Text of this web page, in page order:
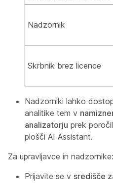
Nadzornik
Skrbnik brez licence
Nadzorniki lahko
analitike tem v
analizatorju prek
plošči AI Assistant.
Za upravljavce in nadzornike:
Prijavite se v središče